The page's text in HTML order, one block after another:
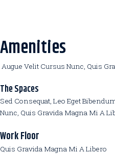
Amenities
Augue Velit Cursus Nunc, Quis
The Spaces
Sed Consequat, Leo Eget
Nunc, Quis Gravida Magna Mi A
Work Floor
Quis Gravida Magna Mi A Libero